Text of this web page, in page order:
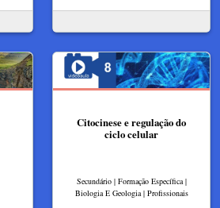
Citocinese e regulação do
ciclo celular
Secundário | Formação Específica |
Biologia E Geologia | Profissionais